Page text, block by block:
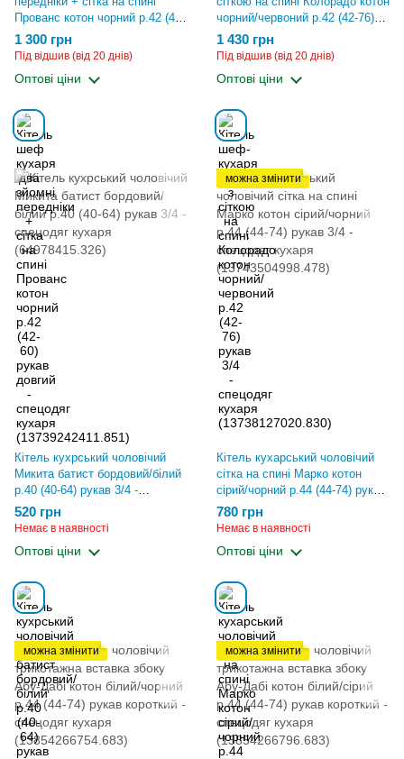
Прованс котон чорний р.42 (42-
60) рукав довгий - спецодяг
кухаря (13739242411.851)
1 300 грн
Під відшив (від 20 днів)
Оптові ціни
чорний/червоний р.42 (42-76)
рукав 3/4 - спецодяг кухаря
(13738127020.830)
1 430 грн
Під відшив (від 20 днів)
Оптові ціни
Кітель кухрський чоловічий
Микита батист бордовий/білий
р.40 (40-64) рукав 3/4 -
спецодяг кухаря
(64978415.326)
520 грн
Немає в наявності
Оптові ціни
можна змінити
Кітель кухарський чоловічий
сітка на спині Марко котон
сірий/чорний р.44 (44-74) рукав
3/4 - спецодяг кухаря
(13743504998.478)
780 грн
Немає в наявності
Оптові ціни
можна змінити можна змінити